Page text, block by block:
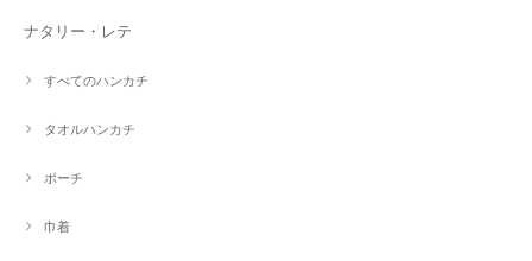
ナタリー・レテ
すべてのハンカチ
タオルハンカチ
ポーチ
巾着